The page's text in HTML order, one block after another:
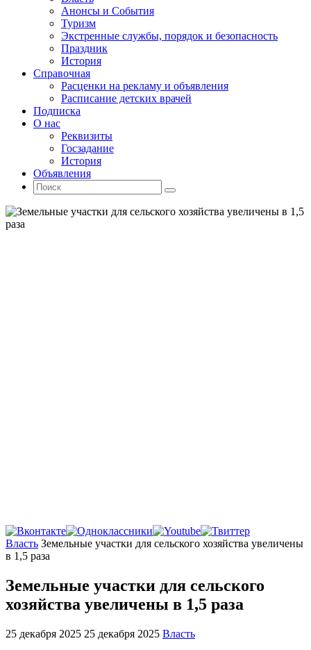
Анонсы и События
Туризм
Экстренные службы, порядок и безопасность
Праздник
История
Справочная
Расценки на рекламу и объявления
Расписание детских врачей
Подписка
О нас
Реквизиты
Госзадание
История
Объявления
Поиск
Искать:
Поиск
Главная
Власть Земельные участки для сельского хозяйства увеличены
в 1,5 раза
Земельные участки для сельского
хозяйства увеличены в 1,5 раза
25 декабря 2025 25 декабря 2025 Власть